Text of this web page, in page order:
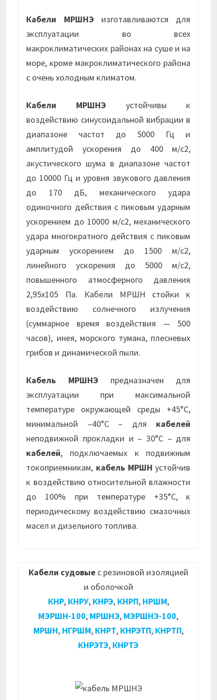
Кабели МРШНЭ изготавливаются для
эксплуатации во всех
макроклиматических районах на суше и на
море, кроме макроклиматического района
с очень холодным климатом.
Кабели МРШНЭ устойчивы к
воздействию синусоидальной вибрации в
диапазоне частот до 5000 Гц и
амплитудой ускорения до 400 м/с2,
акустического шума в диапазоне частот
до 10000 Гц и уровня звукового давления
до 170 дБ, механического удара
одиночного действия с пиковым ударным
ускорением до 10000 м/с2, механического
удара многократного действия с пиковым
ударным ускорением до 1500 м/с2,
линейного ускорения до 5000 м/с2,
повышенного атмосферного давления
2,95х105 Па. Кабели МРШН стойки к
воздействию солнечного излучения
(суммарное время воздействия — 500
часов), инея, морского тумана, плесневых
грибов и динамической пыли.
Кабель МРШНЭ предназначен для
эксплуатации при максимальной
температуре окружающей среды +45°С,
минимальной –40°С – для кабелей
неподвижной прокладки и – 30°С – для
кабелей, подключаемых к подвижным
токоприемникам, кабель МРШН устойчив
к воздействию относительной влажности
до 100% при температуре +35°С, к
периодическому воздействию смазочных
масел и дизельного топлива.
Кабели судовыес резиновой изоляцией
и оболочкой
КНР, КНРУ, КНРЭ, КНРП, НРШМ,
МЭРШН-100, МРШНЭ, МЭРШНЭ-100,
МРШН, НГРШМ, КНРТ, КНРЭТП, КНРТП,
КНРЭТЭ, КНРТЭ